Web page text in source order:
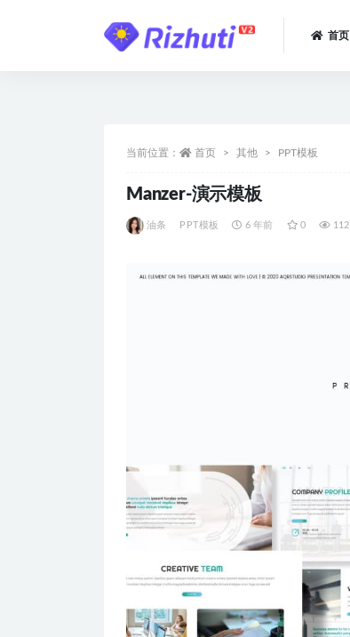
首页
当前位置： 首页 其他 PPT模板
Manzer-演示模板
油条 PPT模板 6 年前 0 112